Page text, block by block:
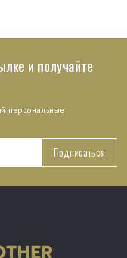
и получайте
персональные
Подписаться